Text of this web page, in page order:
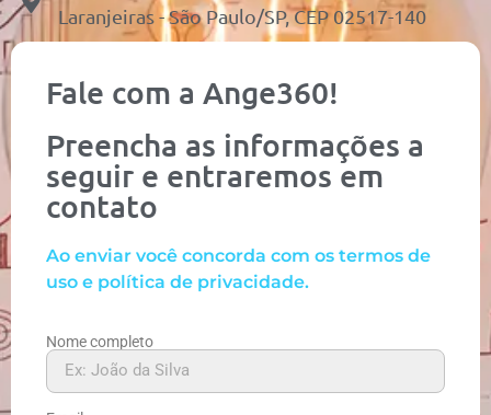
Laranjeiras - São Paulo/SP, CEP 02517-140
Fale com a Ange360!
Preencha as informações a
seguir e entraremos em
contato
Ao enviar você concorda com os termos de
uso e política de privacidade.
Nome completo